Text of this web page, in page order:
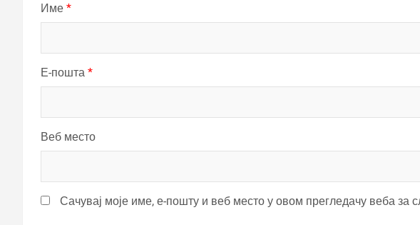
Име *
Е-пошта *
Веб место
Сачувај моје име, е-пошту и веб место у овом прегледачу веба за